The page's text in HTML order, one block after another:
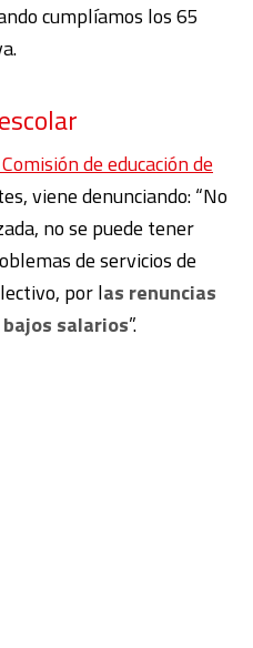
cumplíamos los 65
de educación de
viene denunciando: “No
no se puede tener
de servicios de
por las renuncias
salarios”.